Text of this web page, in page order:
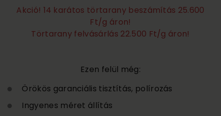
Akció! 14 karátos törtarany beszámítás 25.600
Ft/g áron!
Törtarany felvásárlás 22.500 Ft/g áron!
Ezen felül még:
Örökös garanciális tisztítás, polírozás
Ingyenes méret állítás